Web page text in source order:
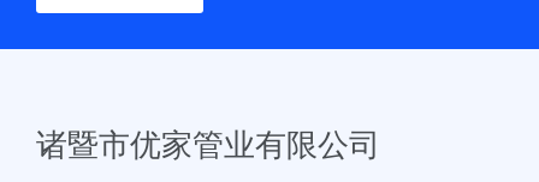
诸暨市优家管业有限公司